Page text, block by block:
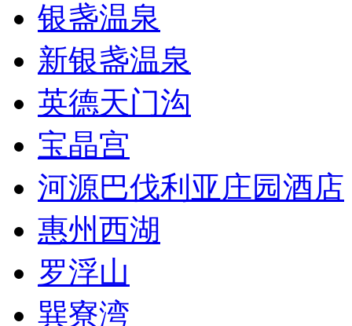
银盏温泉
新银盏温泉
英德天门沟
宝晶宫
河源巴伐利亚庄园酒店
惠州西湖
罗浮山
巽寮湾